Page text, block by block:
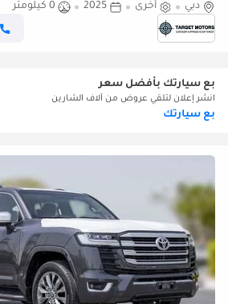
دبي
أخرى 2025
0 كيلومتر
بع سيارتك بأفضل سعر
انشر إعلان لتلقي عروض من آلاف الشارين
بع سيارتك